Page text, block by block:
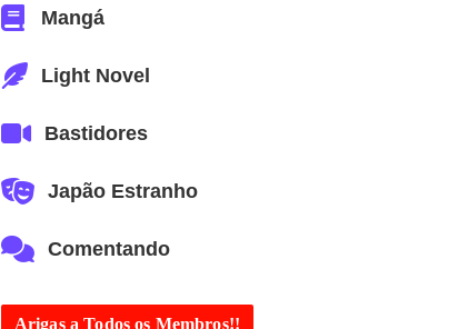
Mangá
Light Novel
Bastidores
Japão Estranho
Comentando
Arigas a Todos os Membros!!